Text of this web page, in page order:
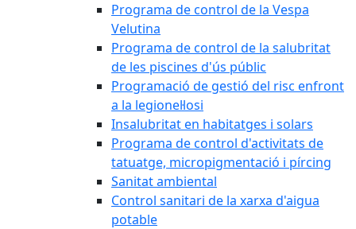
Programa de control de la Vespa
Velutina
Programa de control de la salubritat
de les piscines d'ús públic
Programació de gestió del risc enfront
a la legionel·losi
Insalubritat en habitatges i solars
Programa de control d'activitats de
tatuatge, micropigmentació i pírcing
Sanitat ambiental
Control sanitari de la xarxa d'aigua
potable